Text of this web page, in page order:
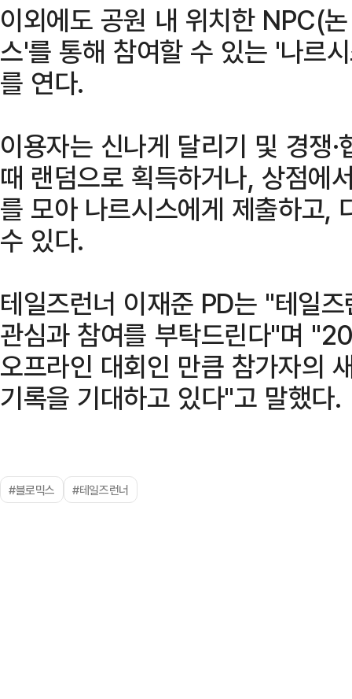
이외에도 공원 내 위치한 NPC(
스'를 통해 참여할 수 있는 '나르
를 연다.
이용자는 신나게 달리기 및 경쟁
때 랜덤으로 획득하거나, 상점에
를 모아 나르시스에게 제출하고,
수 있다.
테일즈런너 이재준 PD는 "테일
관심과 참여를 부탁드린다"며
오프라인 대회인 만큼 참가자의
기록을 기대하고 있다"고 말했다.
#블로믹스 #테일즈런너